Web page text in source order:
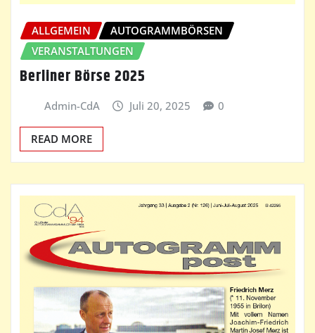
ALLGEMEIN
AUTOGRAMMBÖRSEN
VERANSTALTUNGEN
Berliner Börse 2025
Admin-CdA Juli 20, 2025 0
READ MORE